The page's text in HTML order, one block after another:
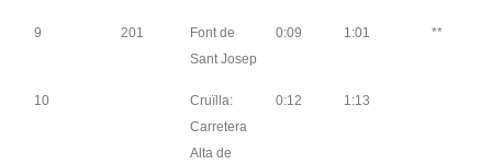
9 201
Font de
Sant Josep
0:09 1:01 **
10
Cruïlla:
Carretera
Alta de
0:12 1:13